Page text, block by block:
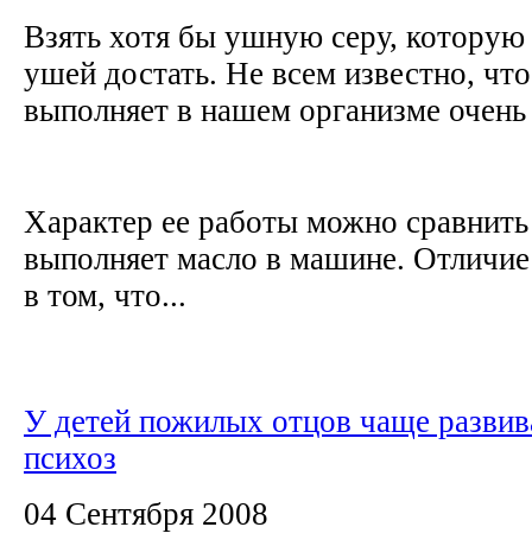
Взять хотя бы ушную серу,
ушей достать. Не всем известно,
выполняет в нашем организме
Характер ее работы можно
выполняет масло в машине. Отличие
в том, что...
У детей пожилых отцов чаще
психоз
04 Сентября 2008